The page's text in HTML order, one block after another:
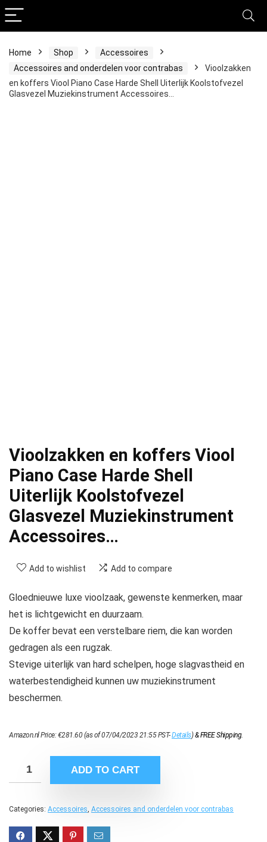
Home Shop
Accessoires
Accessoires and onderdelen voor contrabas
Vioolzakken
en koffers Viool Piano Case Harde Shell Uiterlijk Koolstofvezel
Glasvezel Muziekinstrument Accessoires…
Vioolzakken en koffers Viool
Piano Case Harde Shell
Uiterlijk Koolstofvezel
Glasvezel Muziekinstrument
Accessoires…
Add to wishlist Add to compare
Gloednieuwe luxe vioolzaak, gewenste kenmerken, maar
het is lichtgewicht en duurzaam.
De koffer bevat een verstelbare riem, die kan worden
gedragen als een rugzak.
Stevige uiterlijk van hard schelpen, hoge slagvastheid en
waterbestendigheid kunnen uw muziekinstrument
beschermen.
Amazon.nl Price:€281.60(as of 07/04/2023 21:55 PST-Details)&FREE Shipping.
ADD TO CART
Categories: Accessoires, Accessoires and onderdelen voor contrabas